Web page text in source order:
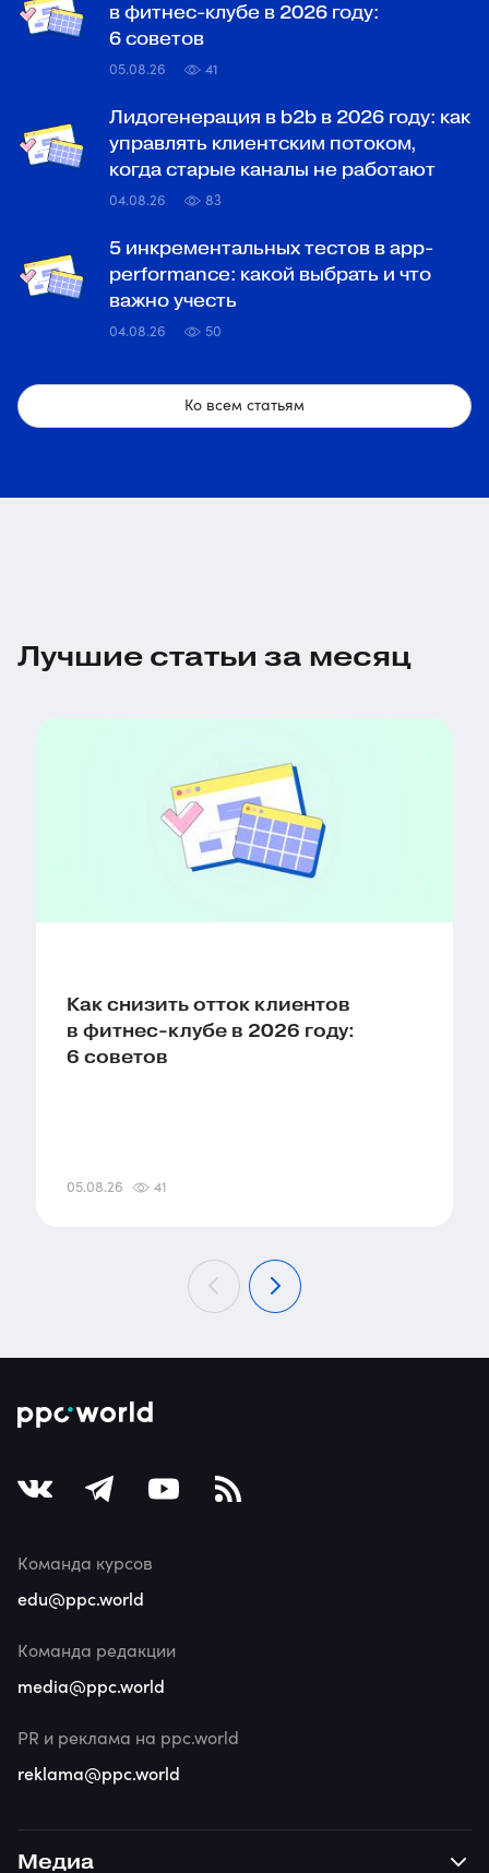
в фитнес-клубе в 2026 году:
6 советов
05.08.26 41
Лидогенерация в b2b в 2026 году: как
управлять клиентским потоком,
когда старые каналы не работают
04.08.26 83
5 инкрементальных тестов в app-
performance: какой выбрать и что
важно учесть
04.08.26 50
Ко всем статьям
Лучшие статьи за месяц
Как снизить отток клиентов
в фитнес-клубе в 2026 году:
6 советов
05.08.26 41
Медиа
Команда курсов
edu@ppc.world
Команда редакции
media@ppc.world
PR и реклама на ppc.world
reklama@ppc.world